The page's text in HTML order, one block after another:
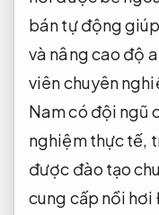
bán tự động
và nâng cao độ
viên chuyên
Nam có đội ngũ
nghiệm thực tế,
được đào tạo
cung cấp nồi hơi